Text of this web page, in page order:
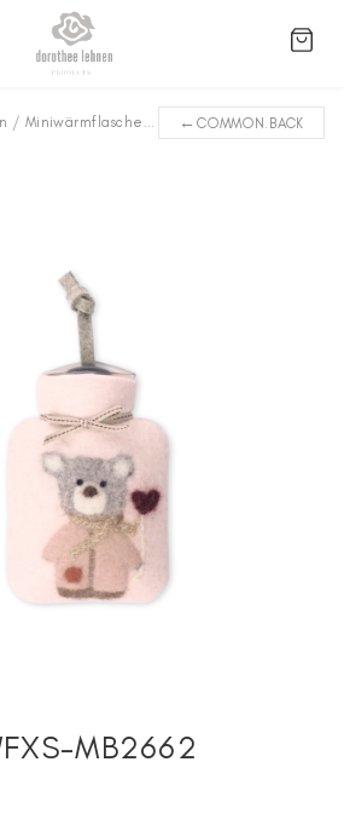
/ Miniwärmflaschen Frau Bär WFXS-MB2662
←COMMON.BACK
MB2662